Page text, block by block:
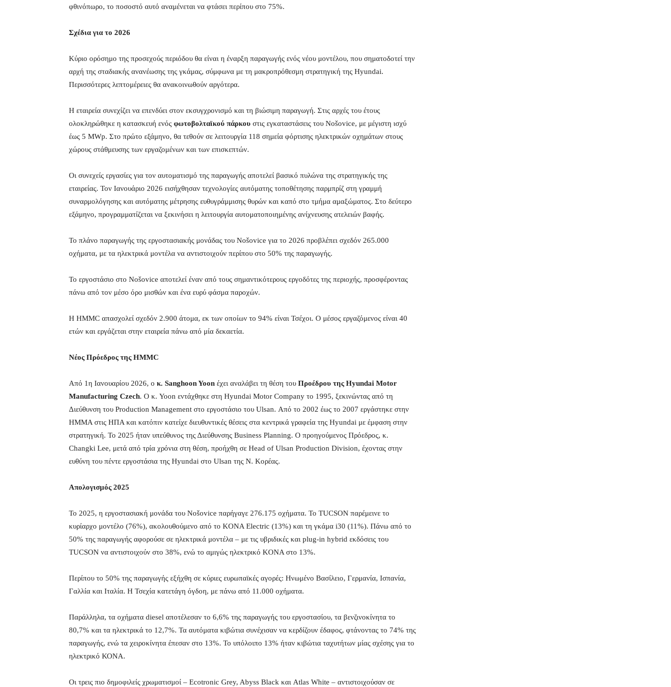
φθινόπωρο, το ποσοστό αυτό αναμένεται να φτάσει περίπου στο 75%.
Σχέδια για το 2026
Κύριο ορόσημο της προσεχούς περιόδου θα είναι η έναρξη παραγωγής ενός νέου μοντέλου, που σηματοδοτεί την
αρχή της σταδιακής ανανέωσης της γκάμας, σύμφωνα με τη μακροπρόθεσμη στρατηγική της Hyundai.
Περισσότερες λεπτομέρειες θα ανακοινωθούν αργότερα.
Η εταιρεία συνεχίζει να επενδύει στον εκσυγχρονισμό και τη βιώσιμη παραγωγή. Στις αρχές του έτους
ολοκληρώθηκε η κατασκευή ενός φωτοβολταϊκού πάρκου στις εγκαταστάσεις του Nošovice, με μέγιστη ισχύ
έως 5 MWp. Στο πρώτο εξάμηνο, θα τεθούν σε λειτουργία 118 σημεία φόρτισης ηλεκτρικών οχημάτων στους
χώρους στάθμευσης των εργαζομένων και των επισκεπτών.
Οι συνεχείς εργασίες για τον αυτοματισμό της παραγωγής αποτελεί βασικό πυλώνα της στρατηγικής της
εταιρείας. Τον Ιανουάριο 2026 εισήχθησαν τεχνολογίες αυτόματης τοποθέτησης παρμπρίζ στη γραμμή
συναρμολόγησης και αυτόματης μέτρησης ευθυγράμμισης θυρών και καπό στο τμήμα αμαξώματος. Στο δεύτερο
εξάμηνο, προγραμματίζεται να ξεκινήσει η λειτουργία αυτοματοποιημένης ανίχνευσης ατελειών βαφής.
Το πλάνο παραγωγής της εργοστασιακής μονάδας του Nošovice για το 2026 προβλέπει σχεδόν 265.000
οχήματα, με τα ηλεκτρικά μοντέλα να αντιστοιχούν περίπου στο 50% της παραγωγής.
Το εργοστάσιο στο Nošovice αποτελεί έναν από τους σημαντικότερους εργοδότες της περιοχής, προσφέροντας
πάνω από τον μέσο όρο μισθών και ένα ευρύ φάσμα παροχών.
Η HMMC απασχολεί σχεδόν 2.900 άτομα, εκ των οποίων το 94% είναι Τσέχοι. Ο μέσος εργαζόμενος είναι 40
ετών και εργάζεται στην εταιρεία πάνω από μία δεκαετία.
Νέος Πρόεδρος της HMMC
Από 1η Ιανουαρίου 2026, ο κ. Sanghoon Yoon έχει αναλάβει τη θέση του Προέδρου της Hyundai Motor
Manufacturing Czech. Ο κ. Yoon εντάχθηκε στη Hyundai Motor Company το 1995, ξεκινώντας από τη
Διεύθυνση του Production Management στο εργοστάσιο του Ulsan. Από το 2002 έως το 2007 εργάστηκε στην
HMMA στις ΗΠΑ και κατόπιν κατείχε διευθυντικές θέσεις στα κεντρικά γραφεία της Hyundai με έμφαση στην
στρατηγική. Το 2025 ήταν υπεύθυνος της Διεύθυνσης Business Planning. Ο προηγούμενος Πρόεδρος, κ.
Changki Lee, μετά από τρία χρόνια στη θέση, προήχθη σε Head of Ulsan Production Division, έχοντας στην
ευθύνη του πέντε εργοστάσια της Hyundai στο Ulsan της Ν. Κορέας.
Απολογισμός 2025
Το 2025, η εργοστασιακή μονάδα του Nošovice παρήγαγε 276.175 οχήματα. Το TUCSON παρέμεινε το
κυρίαρχο μοντέλο (76%), ακολουθούμενο από το KONA Electric (13%) και τη γκάμα i30 (11%). Πάνω από το
50% της παραγωγής αφορούσε σε ηλεκτρικά μοντέλα – με τις υβριδικές και plug-in hybrid εκδόσεις του
TUCSON να αντιστοιχούν στο 38%, ενώ το αμιγώς ηλεκτρικό KONA στο 13%.
Περίπου το 50% της παραγωγής εξήχθη σε κύριες ευρωπαϊκές αγορές: Ηνωμένο Βασίλειο, Γερμανία, Ισπανία,
Γαλλία και Ιταλία. Η Τσεχία κατετάγη όγδοη, με πάνω από 11.000 οχήματα.
Παράλληλα, τα οχήματα diesel αποτέλεσαν το 6,6% της παραγωγής του εργοστασίου, τα βενζινοκίνητα το
80,7% και τα ηλεκτρικά το 12,7%. Τα αυτόματα κιβώτια συνέχισαν να κερδίζουν έδαφος, φτάνοντας το 74% της
παραγωγής, ενώ τα χειροκίνητα έπεσαν στο 13%. Το υπόλοιπο 13% ήταν κιβώτια ταχυτήτων μίας σχέσης για το
ηλεκτρικό ΚΟΝΑ.
Οι τρεις πιο δημοφιλείς χρωματισμοί – Ecotronic Grey, Abyss Black και Atlas White – αντιστοιχούσαν σε